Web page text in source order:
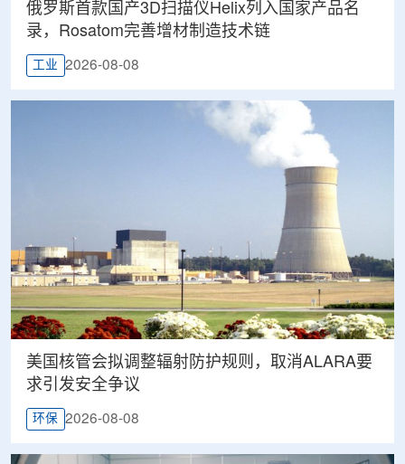
俄罗斯首款国产3D扫描仪Helix列入国家产品名
录，Rosatom完善增材制造技术链
工业 2026-08-08
美国核管会拟调整辐射防护规则，取消ALARA要
求引发安全争议
环保 2026-08-08